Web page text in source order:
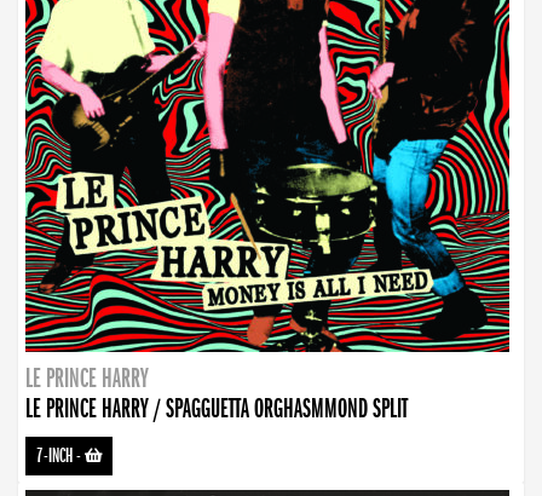
LE PRINCE HARRY
LE PRINCE HARRY / SPAGGUETTA ORGHASMMOND SPLIT
7-INCH-